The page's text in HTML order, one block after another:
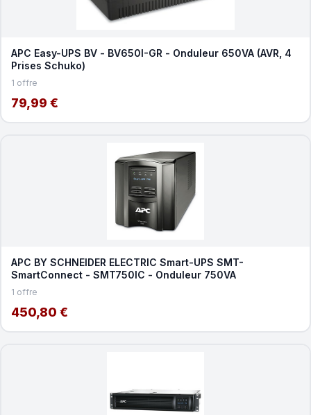
APC Easy-UPS BV - BV650I-GR - Onduleur 650VA (AVR, 4
Prises Schuko)
1 offre
79,99 €
APC BY SCHNEIDER ELECTRIC Smart-UPS SMT-
SmartConnect - SMT750IC - Onduleur 750VA
1 offre
450,80 €